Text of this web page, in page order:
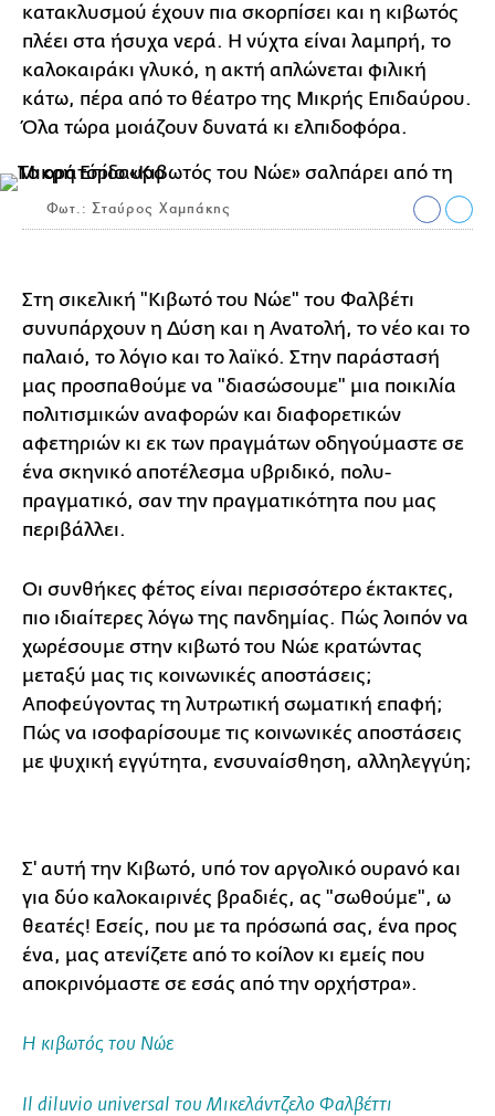
κατακλυσμού έχουν πια σκορπίσει και η κιβωτός
πλέει στα ήσυχα νερά. Η νύχτα είναι λαμπρή, το
καλοκαιράκι γλυκό, η ακτή απλώνεται φιλική
κάτω, πέρα από το θέατρο της Μικρής Επιδαύρου.
Όλα τώρα μοιάζουν δυνατά κι ελπιδοφόρα.
Φωτ.: Σταύρος Χαμπάκης
Στη σικελική "Κιβωτό του Νώε" του Φαλβέτι
συνυπάρχουν η Δύση και η Ανατολή, το νέο και το
παλαιό, το λόγιο και το λαϊκό. Στην παράστασή
μας προσπαθούμε να "διασώσουμε" μια ποικιλία
πολιτισμικών αναφορών και διαφορετικών
αφετηριών κι εκ των πραγμάτων οδηγούμαστε σε
ένα σκηνικό αποτέλεσμα υβριδικό, πολυ-
πραγματικό, σαν την πραγματικότητα που μας
περιβάλλει.
Οι συνθήκες φέτος είναι περισσότερο έκτακτες,
πιο ιδιαίτερες λόγω της πανδημίας. Πώς λοιπόν να
χωρέσουμε στην κιβωτό του Νώε κρατώντας
μεταξύ μας τις κοινωνικές αποστάσεις;
Αποφεύγοντας τη λυτρωτική σωματική επαφή;
Πώς να ισοφαρίσουμε τις κοινωνικές αποστάσεις
με ψυχική εγγύτητα, ενσυναίσθηση, αλληλεγγύη;
Σ' αυτή την Κιβωτό, υπό τον αργολικό ουρανό και
για δύο καλοκαιρινές βραδιές, ας "σωθούμε", ω
θεατές! Εσείς, που με τα πρόσωπά σας, ένα προς
ένα, μας ατενίζετε από το κοίλον κι εμείς που
αποκρινόμαστε σε εσάς από την ορχήστρα».
Η κιβωτός του Νώε
Il diluvio universal του Μικελάντζελο Φαλβέττι